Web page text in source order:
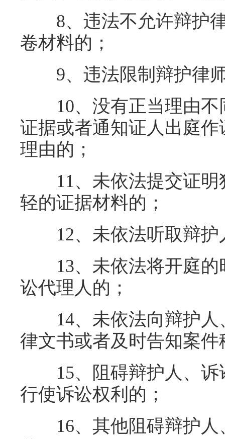
8、违法不允许辩护律
卷材料的；
9、违法限制辩护律师
10、没有正当理由不
证据或者通知证人出庭
理由的；
11、未依法提交证明
轻的证据材料的；
12、未依法听取辩护
13、未依法将开庭的
讼代理人的；
14、未依法向辩护人
律文书或者及时告知案
15、阻碍辩护人、诉
行使诉讼权利的；
16、其他阻碍辩护人